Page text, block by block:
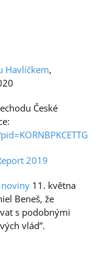
Havlíčkem,
České
2019
11. května
Beneš, že
s podobnými
vlád”.